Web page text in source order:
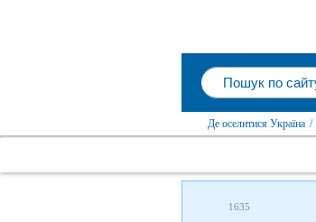
Де оселитися Україна /
1635